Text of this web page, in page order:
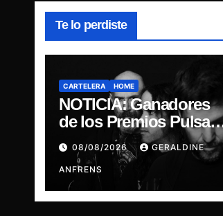
Te lo perdiste
CARTELERA HOME
NOTICIA: Ganadores
de los Premios Pulsar,
Engrupid Pipol
presentan show
exclusivo.
08/08/2026 GERALDINE
ANFRENS